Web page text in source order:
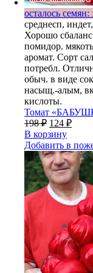
осталось семян:
среднесп,
Хорошо
помидор.
аромат. Сорт
потребл.
обыч. в виде
насыщ.-алым,
кислоты.
Томат
198₽ 124 ₽
В корзину
Добавить в